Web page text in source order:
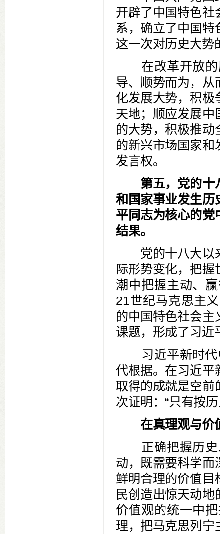
开辟了中国特色社
系，确立了中国特
这一次对历史大势
在改革开放的
导、顺势而为，从
化发展大势，积极
天地；顺应发展中
的大势，积极推动
的新兴市场国家和
发言权。
第五，党的十
和国家事业发生历
平同志为核心的党
结果。
党的十八大以来
际形势变化，把
潮中把握主动、
21世纪马克思主
的中国特色社会主
课题，形成了习近
习近平新时代
代根据。在习近平
取得的成就是空前
次证明：“只有按
在真理观与价
正确把握历史
动，既需要科学而
鲜明合理的价值目
民创造出惊天动
价值观的统一中
理，把马克思列宁